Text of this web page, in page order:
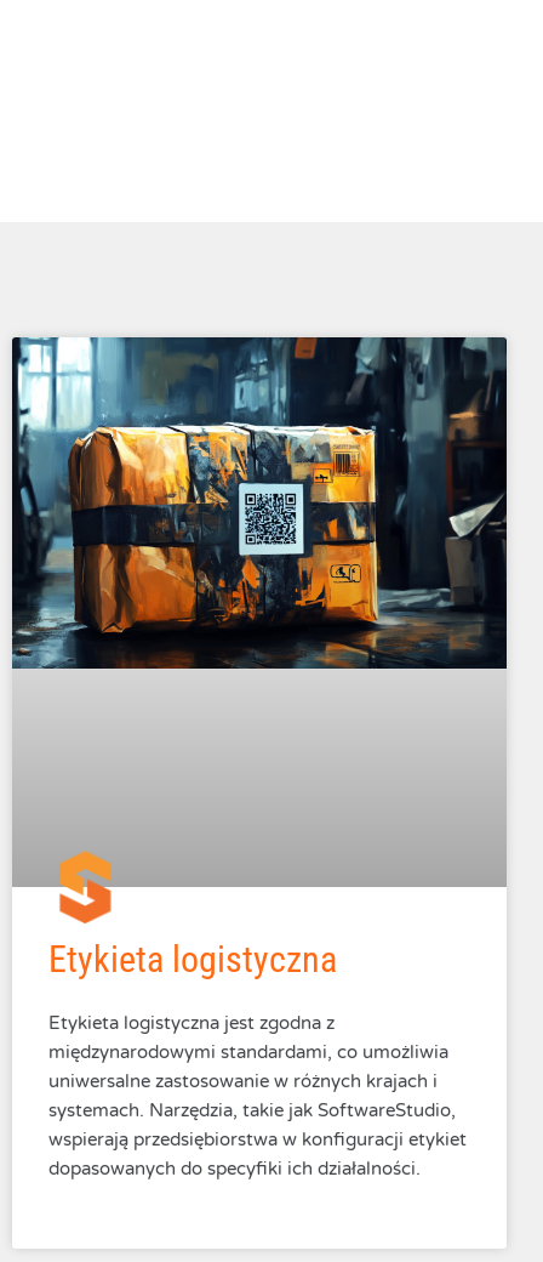
Etykieta logistyczna
Etykieta logistyczna jest zgodna z
międzynarodowymi standardami, co umożliwia
uniwersalne zastosowanie w różnych krajach i
systemach. Narzędzia, takie jak SoftwareStudio,
wspierają przedsiębiorstwa w konfiguracji etykiet
dopasowanych do specyfiki ich działalności.